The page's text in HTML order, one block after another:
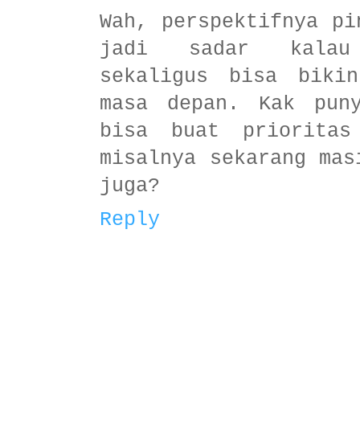
Wah, perspektifnya
jadi sadar kalau
sekaligus bisa
masa depan. Kak
bisa buat prioritas
misalnya sekarang
juga?
Reply